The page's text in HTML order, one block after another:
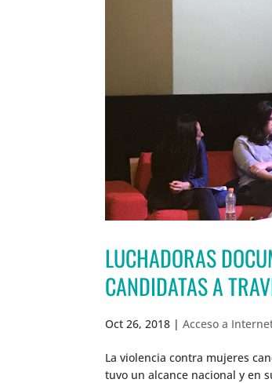
LUCHADORAS
CANDIDATAS A
Oct 26, 2018 |Acceso a
La violencia contra mujeres
tuvo un alcance nacional y en